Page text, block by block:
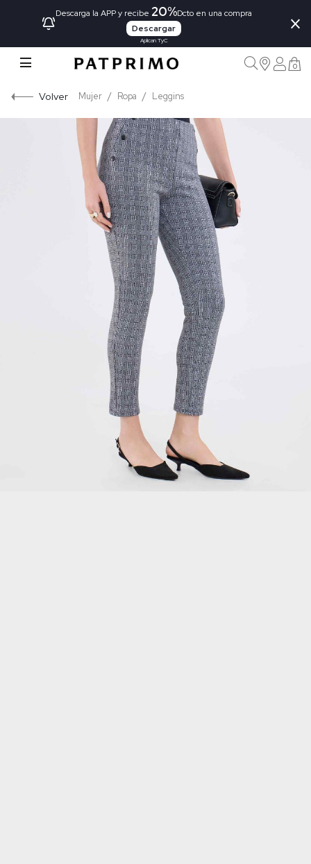
Descarga la APP y recibe 20%Dcto en una compra
Descargar
Aplican TyC
×
0
Volver Mujer Ropa Leggins